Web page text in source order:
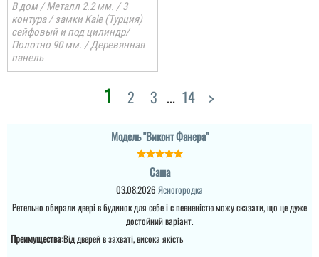
в будинок для себе і с
читати всі відгуки
В дом / Металл 2.2 мм. / 3
контура / замки Kale (Турция)
сейфовый и под цилиндр/
Полотно 90 мм. / Деревянная
панель
1 2 3 ... 14 >
Модель "Виконт Фанера"
Саша
03.08.2026 Ясногородка
Ретельно обирали двері в будинок для себе і с певненістю можу сказати, що це дуже
достойний варіант.
Преимущества:Від дверей в захваті, висока якість